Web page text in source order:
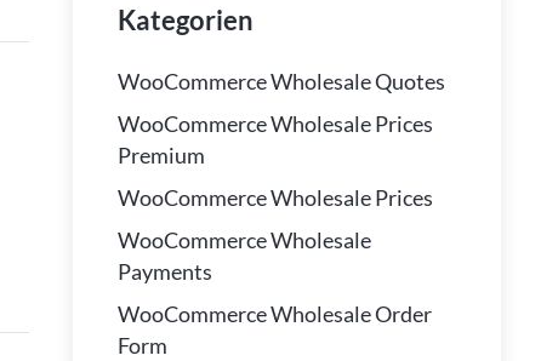
Kategorien
WooCommerce Wholesale Quotes
WooCommerce Wholesale Prices
Premium
WooCommerce Wholesale Prices
WooCommerce Wholesale
Payments
WooCommerce Wholesale Order
Form